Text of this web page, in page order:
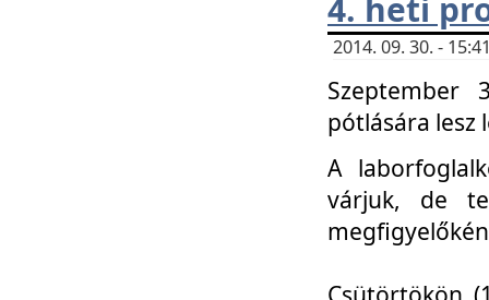
4. heti
2014. 09. 30. -
Szeptember
pótlására lesz
A
várjuk, de